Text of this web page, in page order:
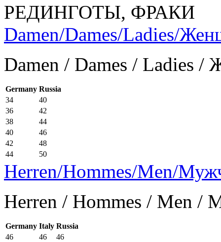
РЕДИНГОТЫ, ФРАКИ
Damen/Dames/Ladies/
Damen / Dames / Ladies
Germany Russia
34
40
36
42
38
44
40
46
42
48
44
50
Herren/Hommes/Men/
Herren / Hommes / Men /
Germany Italy Russia
46
46
46